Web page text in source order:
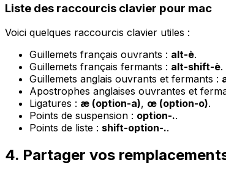
Liste des raccourcis clavier pour mac
Voici quelques raccourcis clavier utiles :
Guillemets français ouvrants : alt-è.
Guillemets français fermants : alt-shift-è.
Guillemets anglais ouvrants et fermants :
Apostrophes anglaises ouvrantes et
Ligatures : æ (option-a), œ (option-o).
Points de suspension : option-..
Points de liste : shift-option-..
4. Partager vos